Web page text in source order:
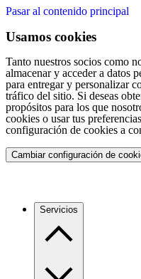
Pasar al contenido principal
Usamos cookies
Tanto nuestros socios como
almacenar y acceder a datos
para entregar y personalizar
tráfico del sitio. Si deseas
propósitos para los que
cookies o usar tus
configuración de cookies a
Cambiar configuración de
Servicios